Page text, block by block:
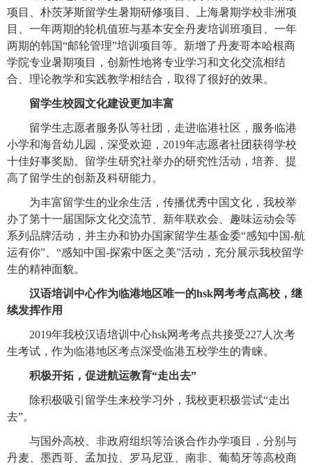
项目、朴茨茅斯留学生暑期研修项目、上海暑期学校非洲项
目、一年两期的轮机值班与基本安全丹麦培训班项目、一年
两期的韩国“邮轮管理”培训项目等。新增了丹麦哥本哈根商
学院专业暑期项目，创新性地将专业学习和文化交流相结
合、理论教学和实践教学相结合，取得了很好的效果。
留学生校园文化建设更加丰富
留学生志愿者服务队等社团，走进临港社区，服务临港
小学和海音幼儿园，深受欢迎，2019年志愿者社团获得学校
十佳好事奖励。留学生研究社举办的研究性活动，培养、提
高了留学生的创新及科研能力。
为丰富留学生的业余生活，传播优秀中国文化，我校举
办了第十一届国际文化交流节、新年联欢会、趣味运动会等
系列品牌活动，并主办和协办国家留学生基金委“感知中国-航
运有你”、“感知中国-探索中医之美”活动，充分展示我校留学
生的精神面貌。
汉语培训中心作为临港地区唯一的hsk网考考点高校，继
续发挥作用
2019年我校汉语培训中心hsk网考考点共接受227人次考
生考试， 作为临港地区考点深受临港五校学生的青睐。
积极开拓，促进航运教育“走出去”
除积极吸引留学生来校学习外，我校更积极尝试“走出
去”。
与国外高校、非政府组织等洽谈合作办学项目，分别与
丹麦、墨西哥、孟加拉、罗马尼亚、南非、葡萄牙等高校商